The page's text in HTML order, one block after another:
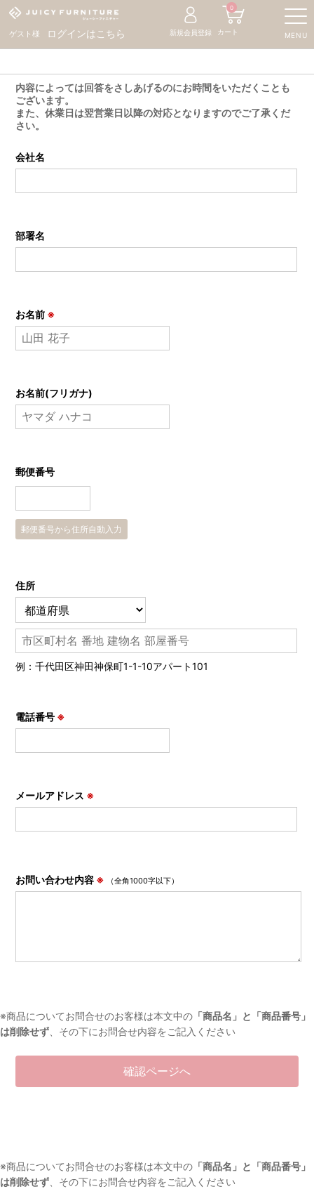
ゲスト様 ログインはこちら MENU
新規会員登録 カート
0
内容によっては回答をさしあげるのにお時間をいただくことも
ございます。
また、休業日は翌営業日以降の対応となりますのでご了承くだ
さい。
会社名
部署名
お名前 ※
お名前(フリガナ)
郵便番号
郵便番号から住所自動入力
住所
例：千代田区神田神保町1-1-10アパート101
電話番号 ※
メールアドレス ※
お問い合わせ内容 ※ （全角1000字以下）
※商品についてお問合せのお客様は本文中の 「商品名」と「商品番号」
は削除せず、その下にお問合せ内容をご記入ください
※商品についてお問合せのお客様は本文中の 「商品名」と「商品番号」
は削除せず 、その下にお問合せ内容をご記入ください